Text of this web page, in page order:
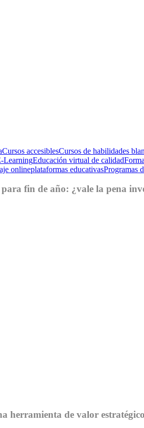
Cursos accesiblesCursos de habilidades
LearningEducación virtual de calidad
onlineplataformas educativasProgramas
fin de año: ¿vale la pena
herramienta de valor estratégico